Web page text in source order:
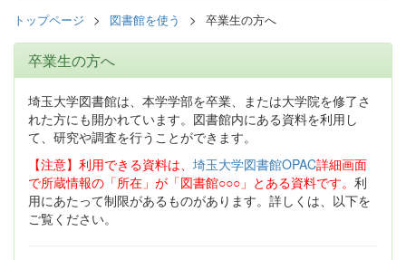
トップページ 図書館を使う 卒業生の方へ
卒業生の方へ
埼玉大学図書館は、本学学部を卒業、または大学院を修了さ
れた方にも開かれています。図書館内にある資料を利用し
て、研究や調査を行うことができます。
【注意】利用できる資料は、 埼玉大学図書館OPAC詳細画面
で所蔵情報の「所在」が「図書館○○○」とある資料です。 利
用にあたって制限があるものがあります。詳しくは、以下を
ご覧ください。